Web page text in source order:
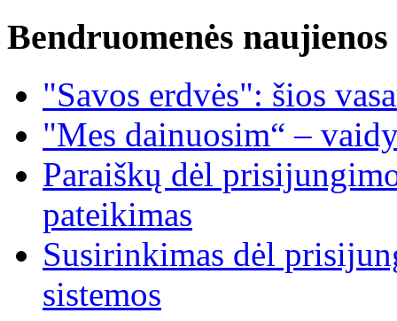
Bendruomenės naujienos
"Savos erdvės": šios
"Mes dainuosim“ –
Paraiškų dėl
pateikimas
Susirinkimas dėl
sistemos